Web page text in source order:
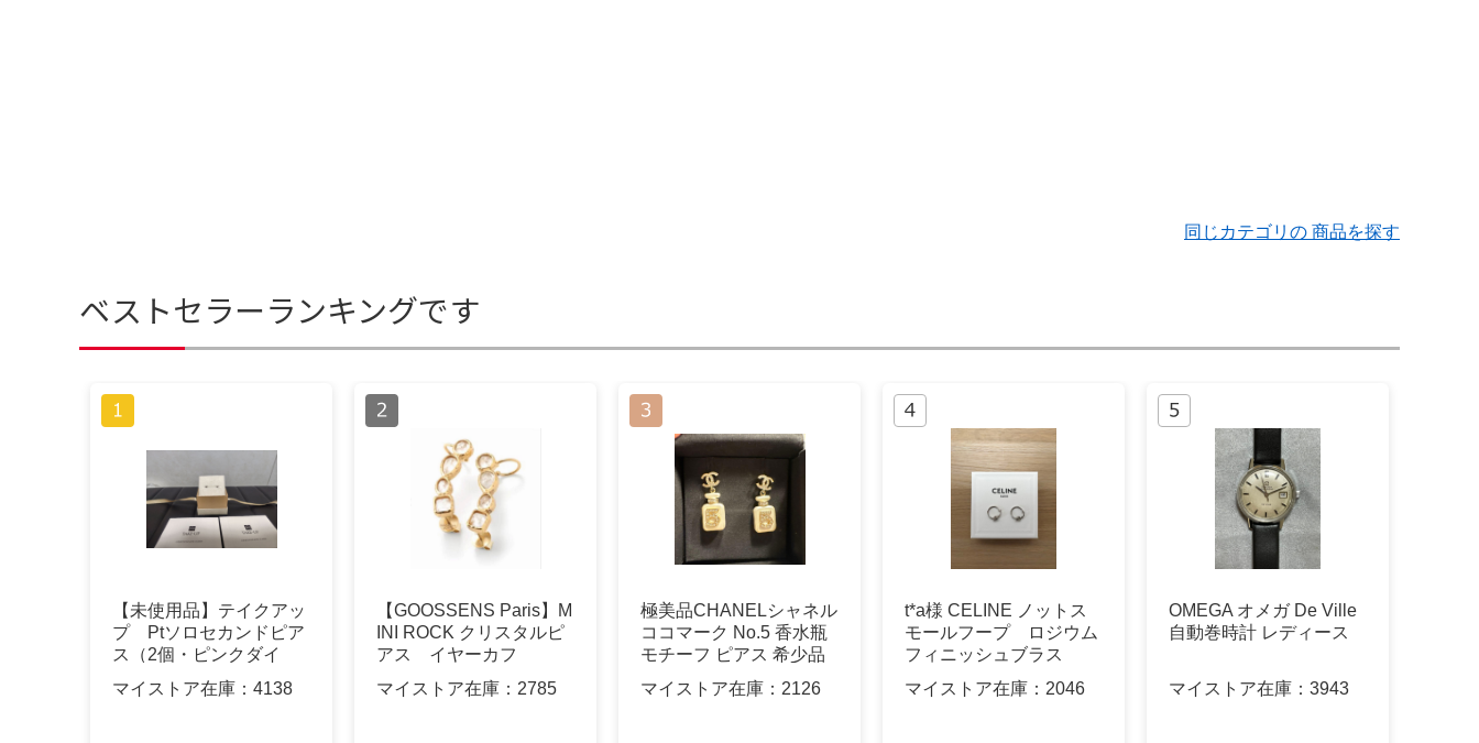
同じカテゴリの 商品を探す
ベストセラーランキングです
【未使用品】テイクアッ
プ Ptソロセカンドピア
ス（2個・ピンクダイ
マイストア在庫： 4138
【GOOSSENS Paris】M
INI ROCK クリスタルピ
アス イヤーカフ
マイストア在庫： 2785
極美品CHANELシャネル
ココマーク No.5 香水瓶
モチーフ ピアス 希少品
マイストア在庫： 2126
t*a様 CELINE ノットス
モールフープ ロジウム
フィニッシュブラス
マイストア在庫： 2046
OMEGA オメガ De Ville
自動巻時計 レディース
マイストア在庫： 3943